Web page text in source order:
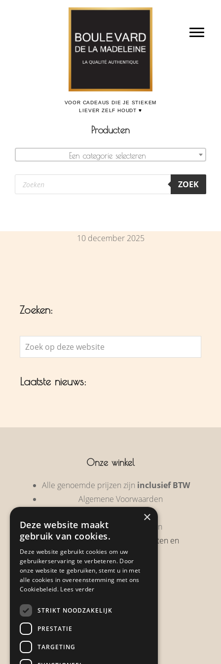
Producten
Een categorie selecteren
Producten
zoeken ZOEK
10 december 2025
Zoeken:
Zoek
op
website
Laatste nieuws:
Onze winkel
Alle genoemde prijzen zijn inclusief BTW
Algemene Voorwaarden
Garantie & Retourneren
Verzendbeleid, verzendkosten en
verzendtijden
Heb je een klacht?
Zwijnsbergenstraat 154
×
Deze website maakt
gebruik van cookies.
Deze website gebruikt cookies om uw
gebruikerservaring te verbeteren. Door
onze website te gebruiken, stemt u in met
alle cookies in overeenstemming met ons
Cookiebeleid. Lees verder
STRIKT NOODZAKELIJK
PRESTATIE
TARGETING